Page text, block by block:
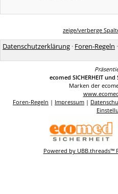
zeige/verberge
Datenschutzerklärung · Foren-Regeln ·
ecomed SICHERHEIT
Marken der
Foren-Regeln | Impressum |
Powered by UBB.threads™